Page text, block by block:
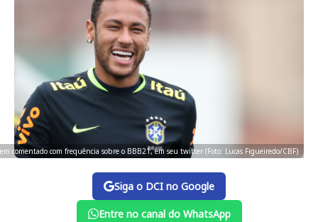
comentado com frequência sobre o BBB21, em seu twitter (Foto: Lucas Figueiredo/CBF)
Siga o DCI no Google
Entre no canal do WhatsApp